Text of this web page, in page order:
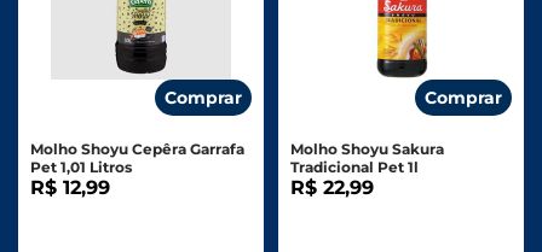
Comprar
Molho Shoyu Cepêra Garrafa
Pet 1,01 Litros
R$ 12,99
Comprar
Molho Shoyu Sakura
Tradicional Pet 1l
R$ 22,99